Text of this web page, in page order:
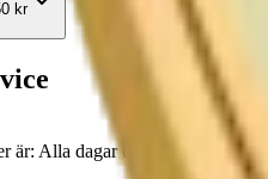
kr
är: Alla dagar 08:00 - 18:00 Vi